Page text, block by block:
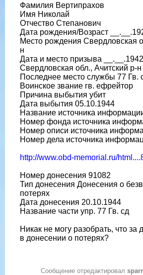
Фамилия Вертипрахов
Имя Николай
Отчество Степанович
Дата рождения/Возраст
Место рождения Свердловская
н
Дата и место призыва
Свердловская обл., Ачитский р-н
Последнее место службы 77 Гв.
Воинское звание гв. ефрейтор
Причина выбытия убит
Дата выбытия 05.10.1944
Название источника
Номер фонда источника
Номер описи источника
Номер дела источника
http://www.obd-memorial.ru/
Номер донесения 91082
Тип донесения Донесения о
потерях
Дата донесения 20.10.1944
Название части упр. 77 Гв. сд
Никак не могу разобрать, что за
в донесении о потерях?
Сообщение отредактировал